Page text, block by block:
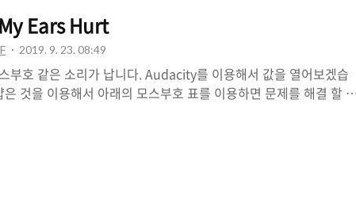
Ears Hurt
2019. 9. 23. 08:49
부호 같은 소리가 납니다. Audacity를 이용해서 값을 열어보겠습
것을 이용해서 아래의 모스부호 표를 이용하면 문제를 해결 할